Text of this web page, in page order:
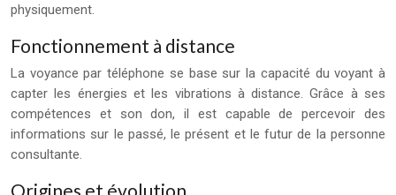
physiquement.
Fonctionnement à distance
La voyance par téléphone se base sur la capacité du voyant à
capter les énergies et les vibrations à distance. Grâce à ses
compétences et son don, il est capable de percevoir des
informations sur le passé, le présent et le futur de la personne
consultante.
Origines et évolution